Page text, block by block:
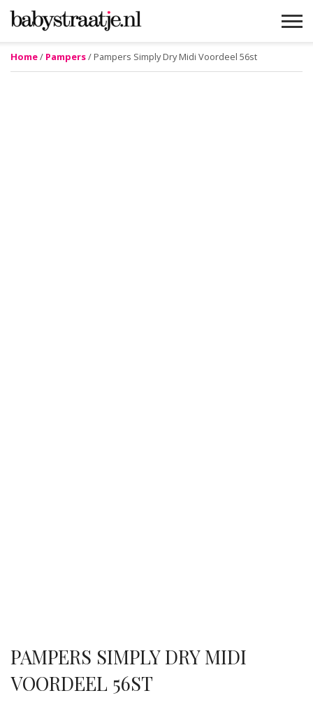
MAMAVLOGS
ZWANGER
BABY
LIFESTYLE
MUSTHAVES
CELEBS
ADVIES
WEBSHOPS
GRATIS
WIN
KORTINGEN
Home/ Pampers/ Pampers Simply Dry Midi Voordeel 56st
PAMPERS SIMPLY DRY MIDI
VOORDEEL 56ST